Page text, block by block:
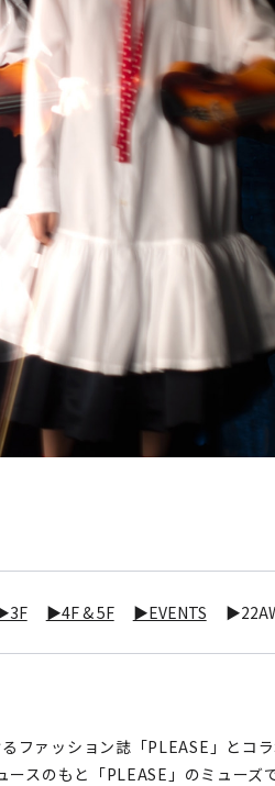
▶4F & 5F ▶EVENTS ▶22AW
ファッション誌「PLEASE」とコ
ースのもと「PLEASE」のミューズ